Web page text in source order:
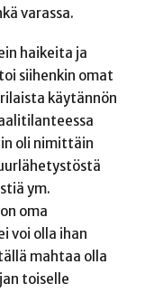
varassa.
haikeita ja
siihenkin omat
käytännön
oli nimittäin
ym.
oma
voi olla ihan
mahtaa olla
toiselle